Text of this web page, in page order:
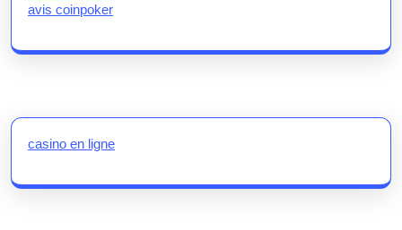
avis coinpoker
casino en ligne